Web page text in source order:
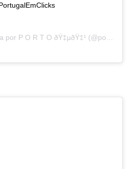
por P O R T O ðŸ‡µðŸ‡¹ (@porto.portugal) a3 de Fev, 2019 às 10:30 PST